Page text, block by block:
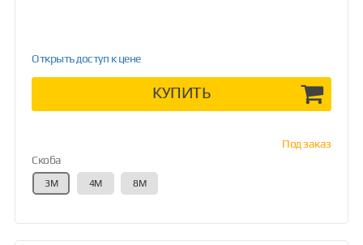
Открыть доступ к цене
КУПИТЬ
Под заказ
Скоба
3М 4М 8M